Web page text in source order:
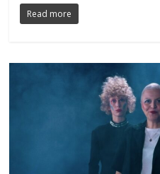
Read more